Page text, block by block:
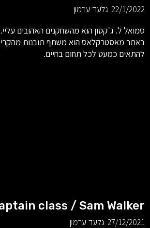
22/1/2022 גלעד ערמון
סמואל ל. ג'קסון הוא מהשחקנים האהובים
באתר מאסטרקלאס הוא משתף תובנות
להתאים כמעט לכל תחום בחיים.
class / Sam Walker
27/12/2021 גלעד ערמון